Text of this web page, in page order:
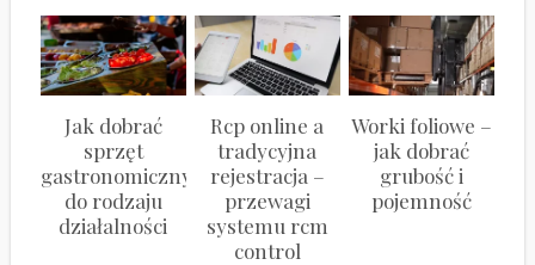
Jak dobrać
sprzęt
gastronomiczny
do rodzaju
działalności
Rcp online a
tradycyjna
rejestracja –
przewagi
systemu rcm
control
Worki foliowe –
jak dobrać
grubość i
pojemność